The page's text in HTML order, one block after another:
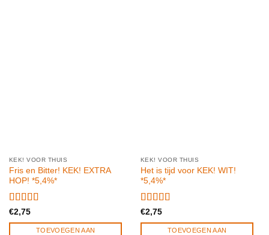
KEK! VOOR THUIS
Fris en Bitter! KEK! EXTRA
HOP! *5,4%*
Gewaardeerd
5.00uit 5
€2,75
TOEVOEGEN AAN
KEK! VOOR THUIS
Het is tijd voor KEK! WIT!
*5,4%*
Gewaardeerd
5.00uit 5
€2,75
TOEVOEGEN AAN